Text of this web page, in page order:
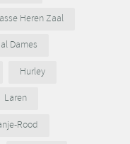
Heren Zaal
Dames
Hurley
Laren
Rood